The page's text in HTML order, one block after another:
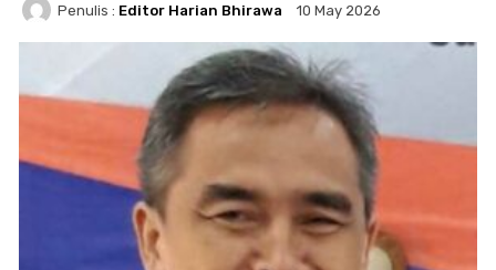
Penulis : Editor Harian Bhirawa 10 May 2026